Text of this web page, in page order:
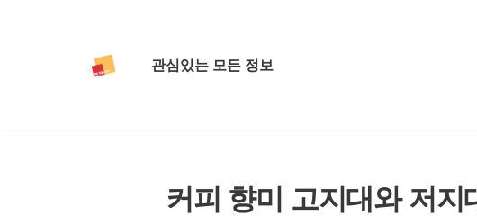
관심있는 모든 정보
커피 향미 고지대와 저지